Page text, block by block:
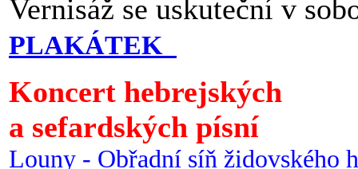
Vernisáž se uskuteční v
PLAKÁTEK
Koncert hebrejských
a sefardských písní
Louny - Obřadní síň židovského